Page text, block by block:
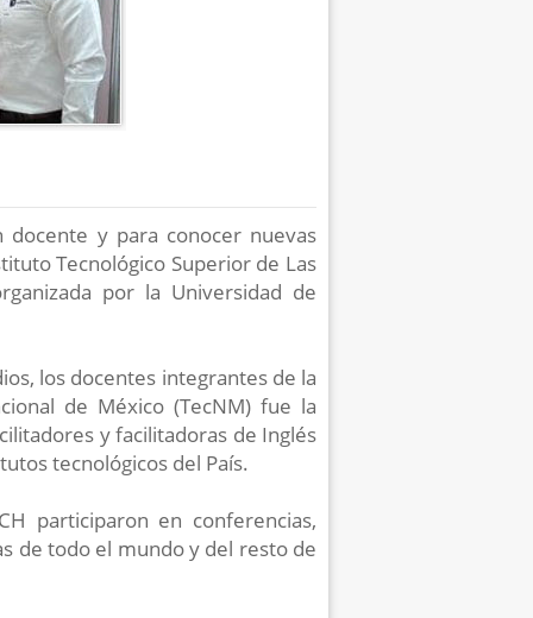
docente y para conocer nuevas
Tecnológico Superior de Las
por la Universidad de
los docentes integrantes de la
de México (TecNM) fue la
y facilitadoras de Inglés
tecnológicos del País.
participaron en conferencias,
de todo el mundo y del resto de